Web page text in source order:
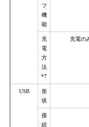
フ
機
能
充
電
方
法
*7
充電の
USB
形
状
接
続